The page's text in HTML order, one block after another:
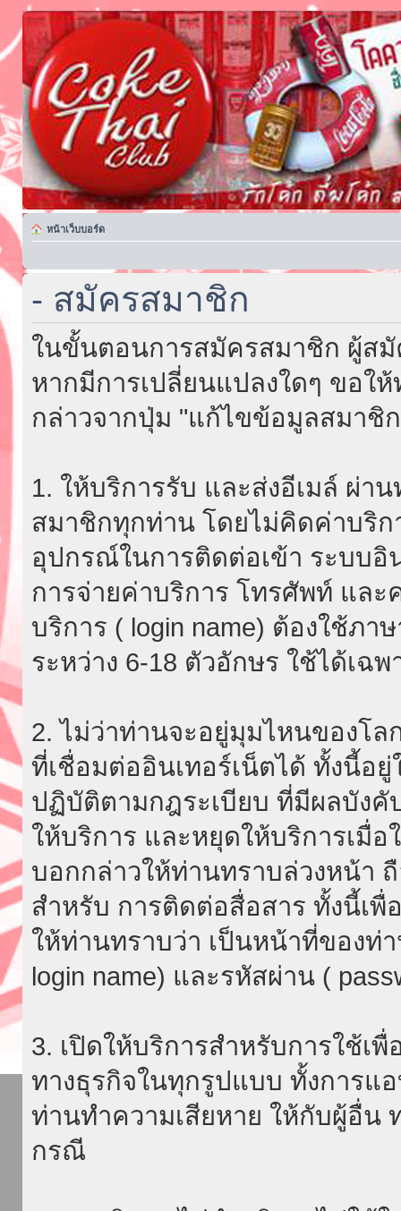
หน้าเว็บบอร์ด
- สมัครสมาชิก
ในขั้นตอนการสมัครสมาชิก ผู้ส
หากมีการเปลี่ยนแปลงใดๆ ขอใ
กล่าวจากปุ่ม "แก้ไขข้อมูลสมาชิ
1. ให้บริการรับ และส่งอีเมล์ ผ่า
สมาชิกทุกท่าน โดยไม่คิดค่าบริก
อุปกรณ์ในการติดต่อเข้า ระบบอิ
การจ่ายค่าบริการ โทรศัพท์ และ
บริการ ( login name) ต้องใช้ภ
ระหว่าง 6-18 ตัวอักษร ใช้ได้เฉ
2. ไม่ว่าท่านจะอยู่มุมไหนของโล
ที่เชื่อมต่ออินเทอร์เน็ตได้ ทั้งนี้อ
ปฏิบัติตามกฎระเบียบ ที่มีผลบังคั
ให้บริการ และหยุดให้บริการเมื่
บอกกล่าวให้ท่านทราบล่วงหน้า
สำหรับ การติดต่อสื่อสาร ทั้งนี้เพื่
ให้ท่านทราบว่า เป็นหน้าที่ของท่
login name) และรหัสผ่าน (
3. เปิดให้บริการสำหรับการใช้เ
ทางธุรกิจในทุกรูปแบบ ทั้งการแ
ท่านทำความเสียหาย ให้กับผู้อื่น
กรณี